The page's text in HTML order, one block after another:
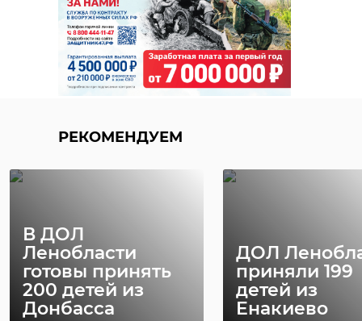
РЕКОМЕНДУЕМ
В ДОЛ
Ленобласти
готовы принять
200 детей из
Донбасса
ДОЛ
приняли 199
детей из
Енакиево